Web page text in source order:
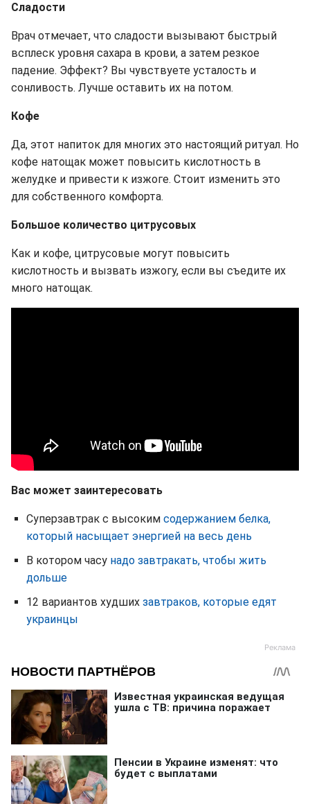
Сладости
Врач отмечает, что сладости вызывают быстрый
всплеск уровня сахара в крови, а затем резкое
падение. Эффект? Вы чувствуете усталость и
сонливость. Лучше оставить их на потом.
Кофе
Да, этот напиток для многих это настоящий ритуал. Но
кофе натощак может повысить кислотность в
желудке и привести к изжоге. Стоит изменить это
для собственного комфорта.
Большое количество цитрусовых
Как и кофе, цитрусовые могут повысить
кислотность и вызвать изжогу, если вы съедите их
много натощак.
Вас может заинтересовать
Суперзавтрак с высоким содержанием белка,
который насыщает энергией на весь день
В котором часу надо завтракать, чтобы жить
дольше
12 вариантов худших завтраков, которые едят
украинцы